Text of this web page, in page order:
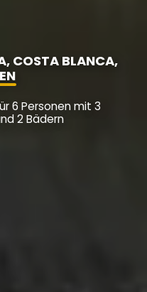
COSTA BLANCA,
6 Personen mit 3
2 Bädern